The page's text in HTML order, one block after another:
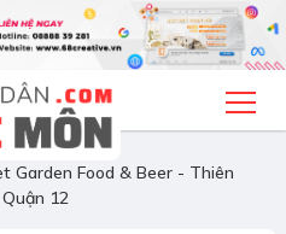
Garden Food & Beer - Thiên
12